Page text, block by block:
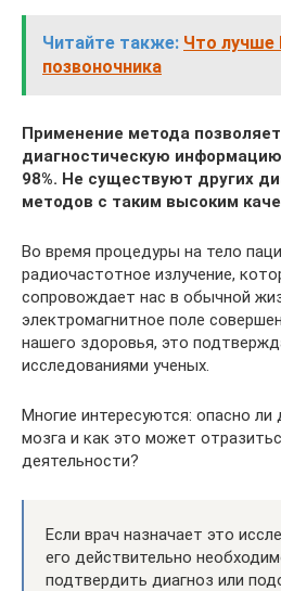
Читайте также: Что лучше
позвоночника
Применение метода
диагностическую
98%. Не существуют других
методов с таким высоким
Во время процедуры на тело
радиочастотное излучение,
сопровождает нас в обычной
электромагнитное поле
нашего здоровья, это
исследованиями ученых.
Многие интересуются: опасно
мозга и как это может
деятельности?
Если врач назначает это
его действительно
подтвердить диагноз или